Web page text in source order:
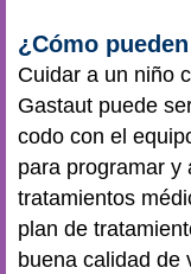
¿Cómo
Cuidar a un niño
Gastaut puede
codo con el
para programar y
tratamientos
plan de
buena calidad de